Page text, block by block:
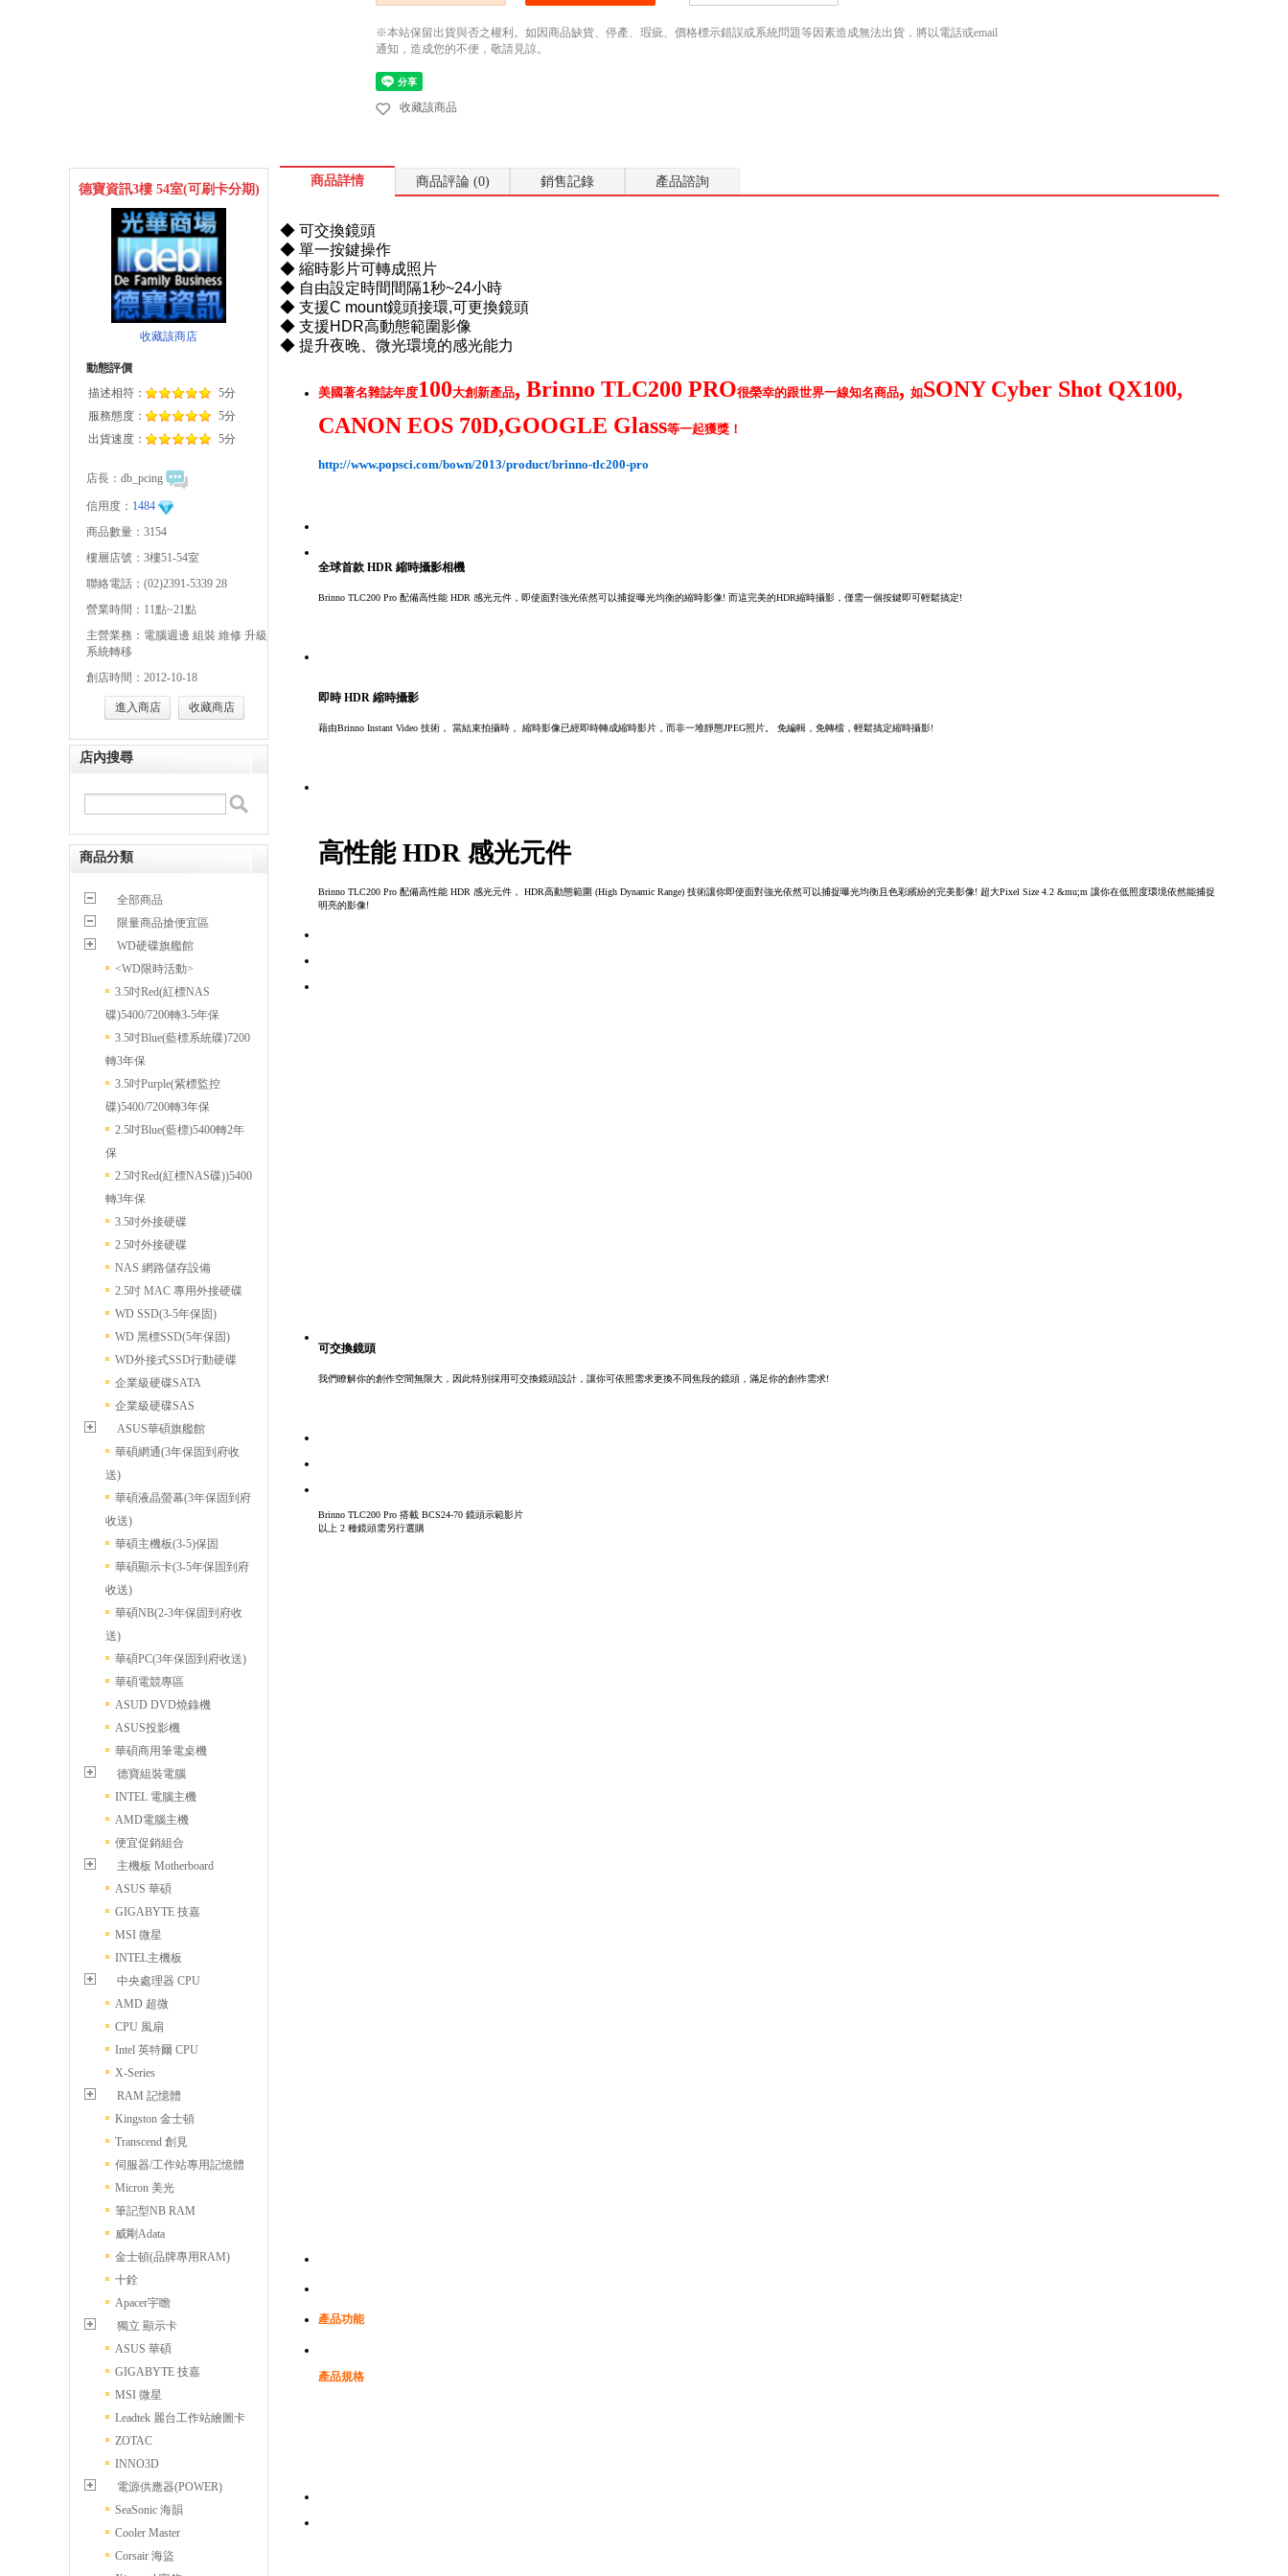
※本站保留出貨與否之權利。如因商品缺貨、停產、瑕疵、價格標示錯誤或系統問題等因素造成無法出貨，將以電話或email
通知，造成您的不便，敬請見諒。
收藏該商品
德寶資訊3樓 54室(可刷卡分期)
收藏該商店
動態評價
描述相符：
5分
服務態度：
5分
出貨速度：
5分
店長： db_pcing
信用度： 1484
商品數量：3154
樓層店號：3樓51-54室
聯絡電話：(02)2391-5339 28
營業時間：11點~21點
主營業務：電腦週邊 組裝 維修 升級
系統轉移
創店時間：2012-10-18
進入商店 收藏商店
店內搜尋
商品分類
全部商品
限量商品搶便宜區
WD硬碟旗艦館
<WD限時活動>
3.5吋Red(紅標NAS
碟)5400/7200轉3-5年保
3.5吋Blue(藍標系統碟)7200
轉3年保
3.5吋Purple(紫標監控
碟)5400/7200轉3年保
2.5吋Blue(藍標)5400轉2年
保
2.5吋Red(紅標NAS碟))5400
轉3年保
3.5吋外接硬碟
2.5吋外接硬碟
NAS 網路儲存設備
2.5吋 MAC 專用外接硬碟
WD SSD(3-5年保固)
WD 黑標SSD(5年保固)
WD外接式SSD行動硬碟
企業級硬碟SATA
企業級硬碟SAS
ASUS華碩旗艦館
華碩網通(3年保固到府收
送)
華碩液晶螢幕(3年保固到府
收送)
華碩主機板(3-5)保固
華碩顯示卡(3-5年保固到府
收送)
華碩NB(2-3年保固到府收
送)
華碩PC(3年保固到府收送)
華碩電競專區
ASUD DVD燒錄機
ASUS投影機
華碩商用筆電桌機
德寶組裝電腦
INTEL 電腦主機
AMD電腦主機
便宜促銷組合
主機板 Motherboard
ASUS 華碩
GIGABYTE 技嘉
MSI 微星
INTEL主機板
中央處理器 CPU
AMD 超微
CPU 風扇
Intel 英特爾 CPU
X-Series
RAM 記憶體
Kingston 金士頓
Transcend 創見
伺服器/工作站專用記憶體
Micron 美光
筆記型NB RAM
威剛Adata
金士頓(品牌專用RAM)
十銓
Apacer宇瞻
獨立 顯示卡
ASUS 華碩
GIGABYTE 技嘉
MSI 微星
Leadtek 麗台工作站繪圖卡
ZOTAC
INNO3D
電源供應器(POWER)
SeaSonic 海韻
Cooler Master
Corsair 海盜
商品詳情 商品評論 (0) 銷售記錄 產品諮詢
◆ 可交換鏡頭
◆ 單一按鍵操作
◆ 縮時影片可轉成照片
◆ 自由設定時間間隔1秒~24小時
◆ 支援C mount鏡頭接環,可更換鏡頭
◆ 支援HDR高動態範圍影像
◆ 提升夜晚、微光環境的感光能力
美國著名雜誌年度100大創新產品, Brinno TLC200 PRO很榮幸的跟世界一線知名商品, 如SONY Cyber Shot QX100,
CANON EOS 70D,GOOGLE Glass等一起獲獎！
http://www.popsci.com/bown/2013/product/brinno-tlc200-pro
全球首款 HDR 縮時攝影相機
Brinno TLC200 Pro 配備高性能 HDR 感光元件，即使面對強光依然可以捕捉曝光均衡的縮時影像! 而這完美的HDR縮時攝影，僅需一個按鍵即可輕鬆搞定!
即時 HDR 縮時攝影
藉由Brinno Instant Video 技術， 當結束拍攝時， 縮時影像已經即時轉成縮時影片，而非一堆靜態JPEG照片。 免編輯，免轉檔，輕鬆搞定縮時攝影!
高性能 HDR 感光元件
Brinno TLC200 Pro 配備高性能 HDR 感光元件， HDR高動態範圍 (High Dynamic Range) 技術讓你即使面對強光依然可以捕捉曝光均衡且色彩繽紛的完美影像! 超大Pixel Size 4.2 &mu;m 讓你在低照度環境依然能捕捉
明亮的影像!
可交換鏡頭
我們瞭解你的創作空間無限大，因此特別採用可交換鏡頭設計，讓你可依照需求更換不同焦段的鏡頭，滿足你的創作需求!
Brinno TLC200 Pro 搭載 BCS24-70 鏡頭示範影片
以上 2 種鏡頭需另行選購
產品功能
產品規格